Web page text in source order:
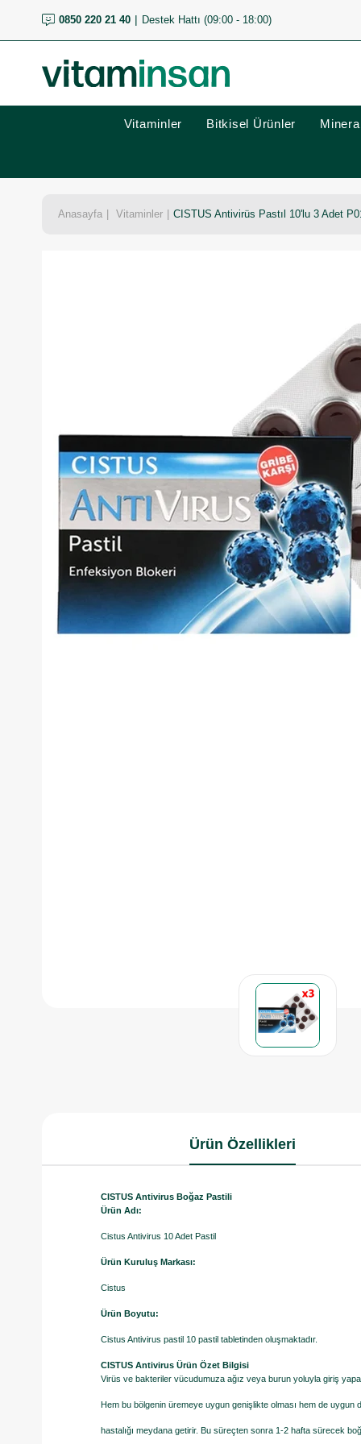
0850 220 21 40 Destek Hattı (09:00 - 18:00)
Vitaminler Bitkisel Ürünler
Anasayfa Vitaminler CISTUS Antivirüs Pastıl 10'lu 3 Adet
Ürün Özellikleri
CISTUS Antivirus Boğaz Pastili
Ürün Adı:
Cistus Antivirus 10 Adet Pastil
Ürün Kuruluş Markası:
Cistus
Ürün Boyutu:
Cistus Antivirus pastil 10 pastil tabletinden oluşmaktadır.
CISTUS Antivirus Ürün Özet Bilgisi
Virüs ve bakteriler vücudumuza ağız veya burun yoluyla giriş
Hem bu bölgenin üremeye uygun genişlikte olması hem de uygun
hastalığı meydana getirir. Bu süreçten sonra 1-2 hafta sürecek